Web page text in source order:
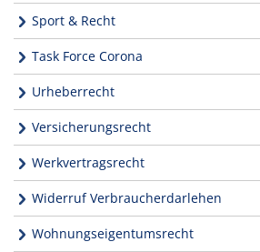
Sport & Recht
Task Force Corona
Urheberrecht
Versicherungsrecht
Werkvertragsrecht
Widerruf Verbraucherdarlehen
Wohnungseigentumsrecht